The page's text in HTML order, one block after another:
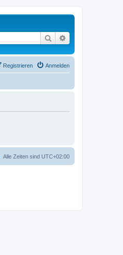
Suche
Anmelden
Registrieren
Alle Zeiten sind UTC+02:00